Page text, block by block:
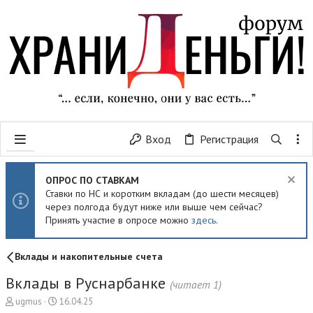
Вход Регистрация
ОПРОС ПО СТАВКАМ
Ставки по НС и коротким вкладам (до шести месяцев)
через полгода будут ниже или выше чем сейчас?
Принять участие в опросе можно здесь.
Вклады и накопительные счета
Вклады в Руснарбанке (читает 1)
А
ugmus
Д
16.04.25